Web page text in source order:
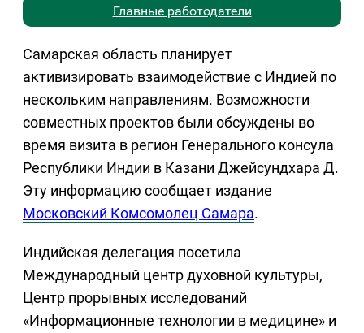
Главные работодатели
Самарская область планирует
активизировать взаимодействие с Индией по
нескольким направлениям. Возможности
совместных проектов были обсуждены во
время визита в регион Генерального консула
Республики Индии в Казани Джейсундхара Д.
Эту информацию сообщает издание
Московский Комсомолец Самара.
Индийская делегация посетила
Международный центр духовной культуры,
Центр прорывных исследований
«Информационные технологии в медицине» и